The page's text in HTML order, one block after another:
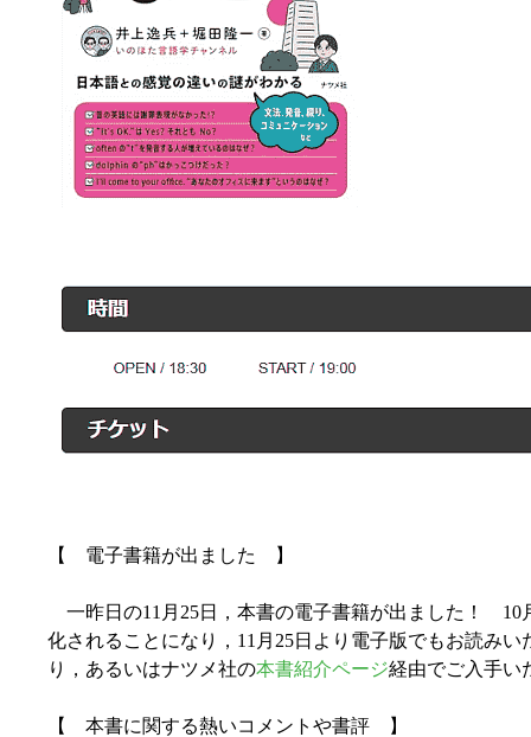
【 電子書籍が出ました 】
一昨日の11月25日，本書の電子書籍が出ました！ 10
化されることになり，11月25日より電子版でもお読み
り，あるいはナツメ社の本書紹介ページ経由でご入手い
【 本書に関する熱いコメントや書評 】